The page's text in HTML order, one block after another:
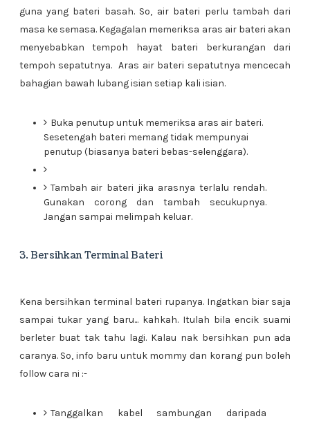
guna yang bateri basah. So, air bateri perlu tambah dari
masa ke semasa. Kegagalan memeriksa aras air bateri akan
menyebabkan tempoh hayat bateri berkurangan dari
tempoh sepatutnya. Aras air bateri sepatutnya mencecah
bahagian bawah lubang isian setiap kali isian.
Buka penutup untuk memeriksa aras air bateri.
Sesetengah bateri memang tidak mempunyai
penutup (biasanya bateri bebas-selenggara).
Tambah air bateri jika arasnya terlalu rendah.
Gunakan corong dan tambah secukupnya.
Jangan sampai melimpah keluar.
3. Bersihkan Terminal Bateri
Kena bersihkan terminal bateri rupanya. Ingatkan biar saja
sampai tukar yang baru... kahkah. Itulah bila encik suami
berleter buat tak tahu lagi. Kalau nak bersihkan pun ada
caranya. So, info baru untuk mommy dan korang pun boleh
follow cara ni :-
Tanggalkan kabel sambungan daripada